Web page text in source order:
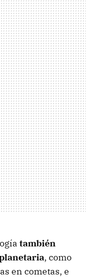
también
, como
en cometas, e